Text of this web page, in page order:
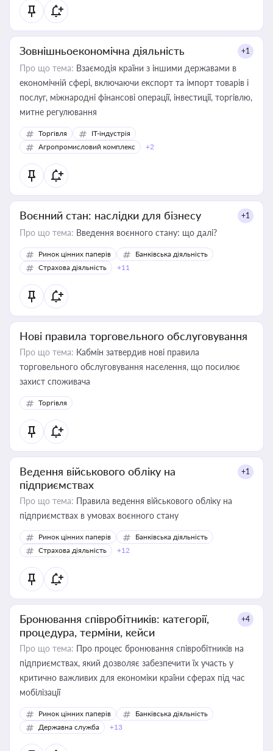
Зовнішньоекономічна діяльність +1
Про що тема: Взаємодія країни з іншими державами в
економічній сфері, включаючи експорт та імпорт товарів і
послуг, міжнародні фінансові операції, інвестиції, торгівлю,
митне регулювання
Торгівля
IT-індустрія
Агропромисловий комплекс
+2
Воєнний стан: наслідки для бізнесу +1
Про що тема: Введення воєнного стану: що далі?
Ринок цінних паперів
Банківська діяльність
Страхова діяльність
+11
Нові правила торговельного обслуговування
Про що тема: Кабмін затвердив нові правила
торговельного обслуговування населення, що посилює
захист споживача
Торгівля
Ведення військового обліку на
підприємствах
+1
Про що тема: Правила ведення військового обліку на
підприємствах в умовах воєнного стану
Ринок цінних паперів
Банківська діяльність
Страхова діяльність
+12
Бронювання співробітників: категорії,
процедура, терміни, кейси
+4
Про що тема: Про процес бронювання співробітників на
підприємствах, який дозволяє забезпечити їх участь у
критично важливих для економіки країни сферах під час
мобілізації
Ринок цінних паперів
Банківська діяльність
Державна служба
+13